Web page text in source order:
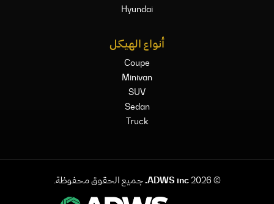
Hyundai
أنواع الهيكل
Coupe
Minivan
SUV
Sedan
Truck
©
2026
ADWS inc. جميع الحقوق محفوظة.